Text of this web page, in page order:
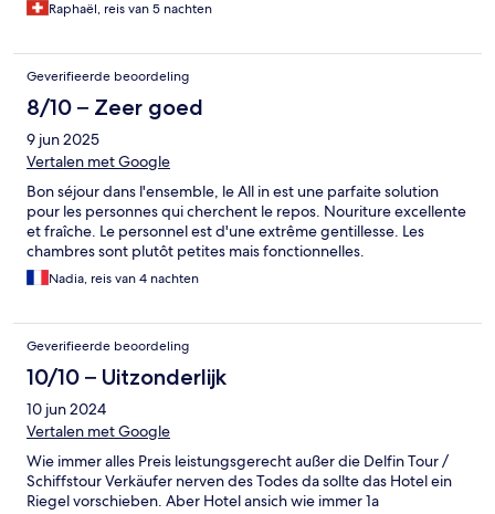
Raphaël, reis van 5 nachten
Geverifieerde beoordeling
8/10 – Zeer goed
9 jun 2025
Vertalen met Google
Bon séjour dans l'ensemble, le All in est une parfaite solution
pour les personnes qui cherchent le repos. Nouriture excellente
et fraîche. Le personnel est d'une extrême gentillesse. Les
chambres sont plutôt petites mais fonctionnelles.
Nadia, reis van 4 nachten
Geverifieerde beoordeling
10/10 – Uitzonderlijk
10 jun 2024
Vertalen met Google
Wie immer alles Preis leistungsgerecht außer die Delfin Tour /
Schiffstour Verkäufer nerven des Todes da sollte das Hotel ein
Riegel vorschieben. Aber Hotel ansich wie immer 1a